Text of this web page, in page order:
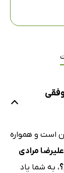
است و همواره
علیرضا مرادی
، به شما یاد